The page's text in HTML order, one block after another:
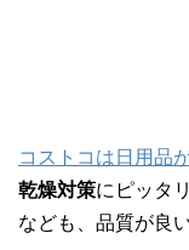
コストコは日用品
乾燥対策にピッタ
なども、品質が良